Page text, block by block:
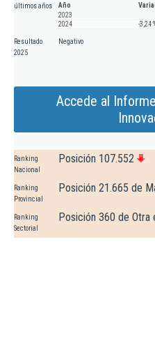
últimos años
Año
2023
2024
-3,24
Resultado
2025
Negativo
Accede al
Ranking
Nacional
Posición 107.552
Ranking
Provincial
Posición 21.665 de
Ranking
Sectorial
Posición 360 de Otra